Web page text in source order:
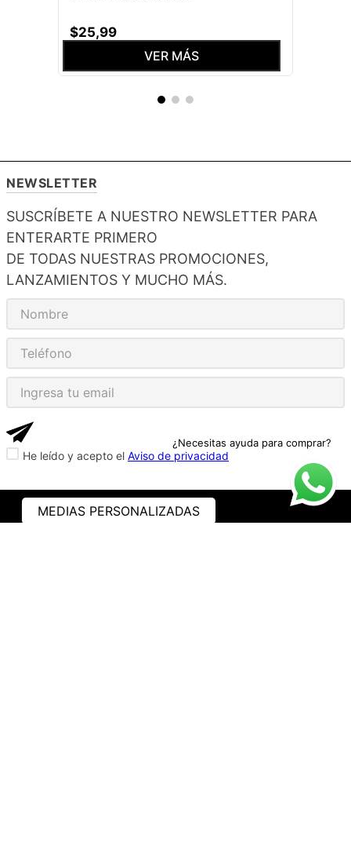
¿Necesitas ayuda para comprar?
$25,99
VER MÁS
NEWSLETTER
SUSCRÍBETE A NUESTRO NEWSLETTER PARA
ENTERARTE PRIMERO
DE TODAS NUESTRAS PROMOCIONES,
LANZAMIENTOS Y MUCHO MÁS.
He leído y acepto el Aviso de privacidad
MEDIAS PERSONALIZADAS